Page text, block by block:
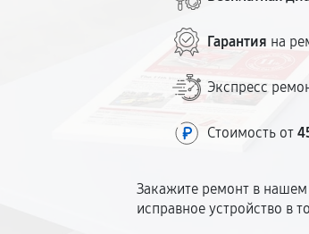
Гарантия на
Экспресс
Стоимость от
Закажите ремонт в
исправное устройство в